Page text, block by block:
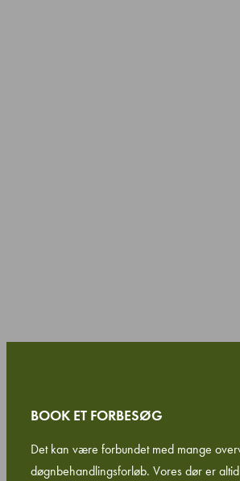
BOOK ET FORBESØG
Det kan være forbundet med mange
døgnbehandlingsforløb. Vores dør er